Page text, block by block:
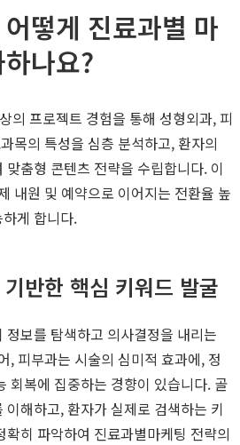
떻게 진료과별 마
나요?
의 프로젝트 경험을 통해 성형외과, 피
목의 특성을 심층 분석하고, 환자의
춤형 콘텐츠 전략을 수립합니다. 이
내원 및 예약으로 이어지는 전환율 높
게 합니다.
반한 핵심 키워드 발굴
정보를 탐색하고 의사결정을 내리는
, 피부과는 시술의 심미적 효과에, 정
회복에 집중하는 경향이 있습니다. 골
해하고, 환자가 실제로 검색하는 키
히 파악하여 진료과별마케팅 전략의